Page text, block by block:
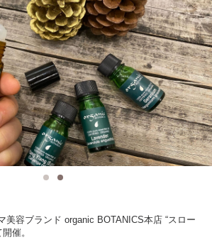
美容ブランド organic BOTANICS本店 “スロー
催。